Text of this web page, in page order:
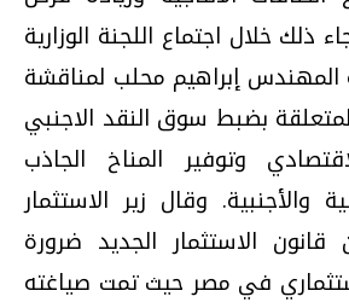
ذلك خلال اجتماع اللجنة الوزارية
المهندس إبراهيم محلب لمناقشة
بضبط سوق النقد الاجنبي
وتوفير المناخ الجاذب
والأجنبية. وقال زير الاستثمار
الاستثمار الجديد ضرورة
في مصر حيث تمت صياغته